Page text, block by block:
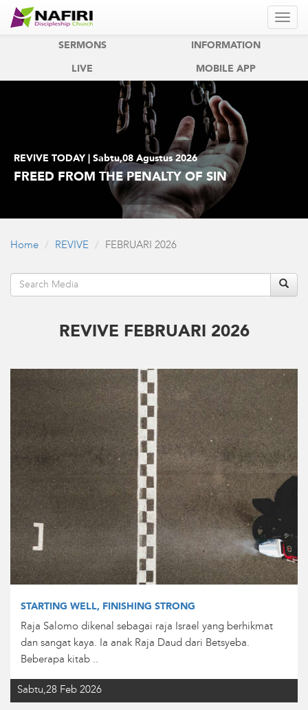
REVIVE
SERMONS INFORMATION
LIVE MOBILE APP
REVIVE TODAY | Sabtu,08 Agustus 2026
FREED FROM THE PENALTY OF SIN
Home REVIVE FEBRUARI 2026
REVIVE FEBRUARI 2026
STARTING WELL, FINISHING STRONG
Raja Salomo dikenal sebagai raja Israel yang berhikmat
dan sangat kaya. Ia anak Raja Daud dari Betsyeba.
Beberapa kitab ..
Sabtu,28 Feb 2026